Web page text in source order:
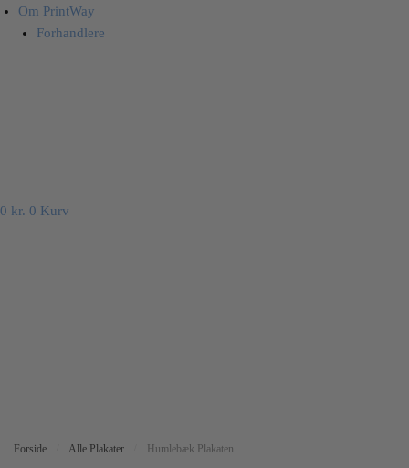
Om PrintWay
Forhandlere
0 kr. 0 Kurv
Forside Alle Plakater Humlebæk Plakaten